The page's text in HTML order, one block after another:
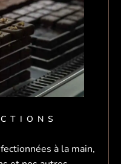
à la main,